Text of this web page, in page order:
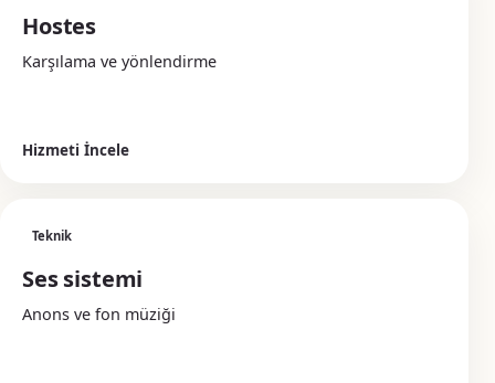
Hostes
Karşılama ve yönlendirme
Hizmeti İncele
Teknik
Ses sistemi
Anons ve fon müziği